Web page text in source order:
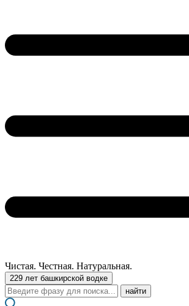
Чистая. Честная. Натуральная.
229 лет башкирской водке
Поиск: